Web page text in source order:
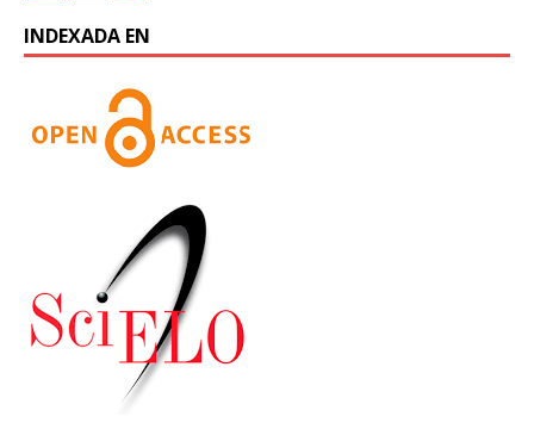
INDEXADA EN